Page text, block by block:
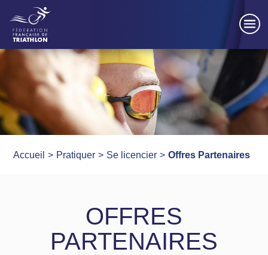
Accueil Pratiquer Se licencier Offres Partenaires
OFFRES
PARTENAIRES
Panneau de gestion des cookies